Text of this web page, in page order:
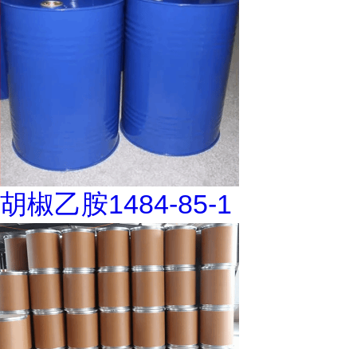
胡椒乙胺1484-85-1